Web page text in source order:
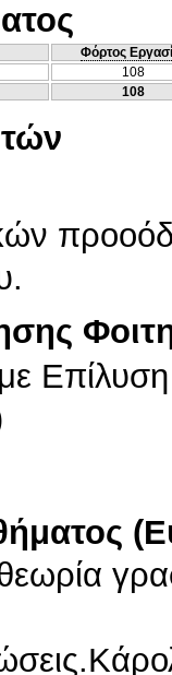
Φόρτος
108
108